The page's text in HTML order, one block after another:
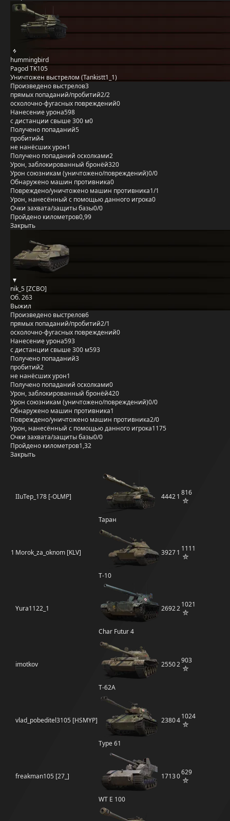
hummingbird
Pagod TK105
Уничтожен выстрелом (Tankistt1_1)
Произведено выстрелов3
прямых попаданий/пробитий2/2
осколочно-фугасных повреждений0
Нанесение урона598
с дистанции свыше 300 м0
Получено попаданий5
пробитий4
не нанёсших урон1
Получено попаданий осколками2
Урон, заблокированный бронёй320
Урон союзникам (уничтожено/повреждений)0/0
Обнаружено машин противника0
Повреждено/уничтожено машин противника1/1
Урон, нанесённый с помощью данного игрока0
Очки захвата/защиты базы0/0
Пройдено километров0,99
Закрыть
nik_5 [ZCBO]
Об. 263
Выжил
Произведено выстрелов6
прямых попаданий/пробитий2/1
осколочно-фугасных повреждений0
Нанесение урона593
с дистанции свыше 300 м593
Получено попаданий3
пробитий2
не нанёсших урон1
Получено попаданий осколками0
Урон, заблокированный бронёй420
Урон союзникам (уничтожено/повреждений)0/0
Обнаружено машин противника1
Повреждено/уничтожено машин противника2/0
Урон, нанесённый с помощью данного игрока1175
Очки захвата/защиты базы0/0
Пройдено километров1,32
Закрыть
IIuTep_178 [-OLMP]
Таран
44421 816
1 Morok_za_oknom [KLV]
Т-10
39271 1111
Yura1122_1
Char Futur 4
269221021
imotkov
Т-62А
25502903
vlad_pobeditel3105 [HSMYP]
Type 61
238041024
freakman105 [27_]
WT E 100
17130629